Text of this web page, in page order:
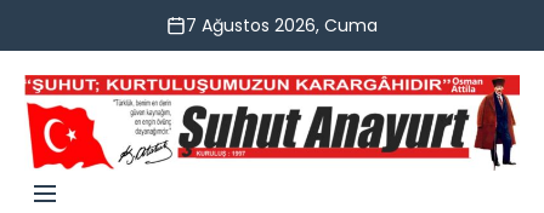
7 Ağustos 2026, Cuma